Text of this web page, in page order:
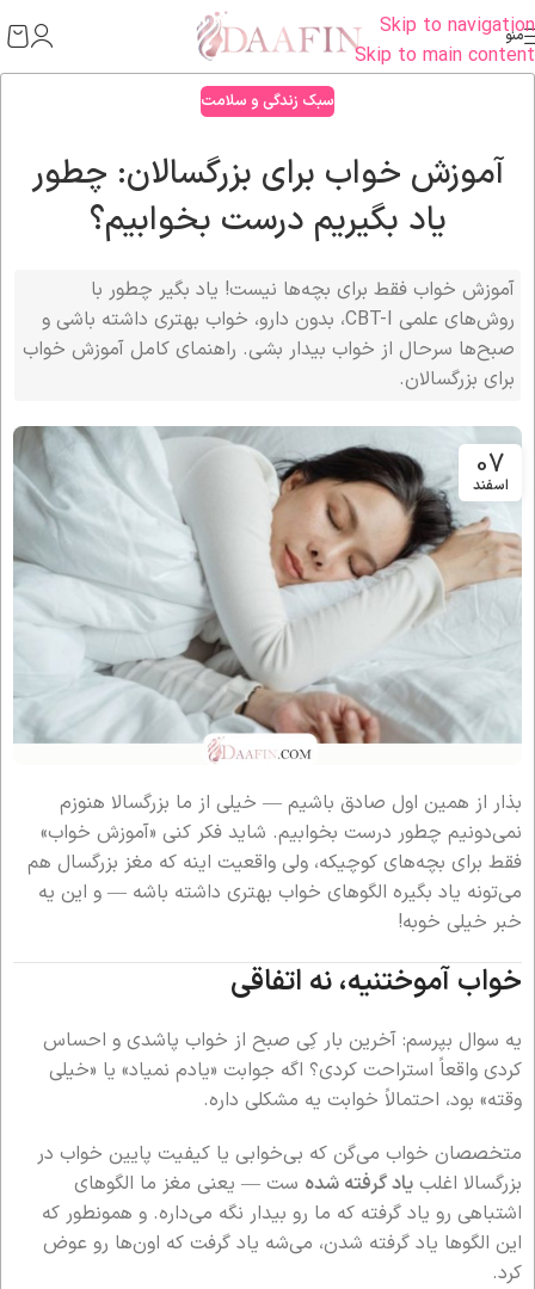
Skip to navigation
Skip to main content
منو
سبک زندگی و سلامت
آموزش خواب برای بزرگسالان: چطور
یاد بگیریم درست بخوابیم؟
آموزش خواب فقط برای بچه‌ها نیست! یاد بگیر چطور با
روش‌های علمی CBT-I، بدون دارو، خواب بهتری داشته باشی و
صبح‌ها سرحال از خواب بیدار بشی. راهنمای کامل آموزش خواب
برای بزرگسالان.
07
اسفند
بذار از همین اول صادق باشیم — خیلی از ما بزرگسالا هنوزم
نمی‌دونیم چطور درست بخوابیم. شاید فکر کنی «آموزش خواب»
فقط برای بچه‌های کوچیکه، ولی واقعیت اینه که مغز بزرگسال هم
می‌تونه یاد بگیره الگوهای خواب بهتری داشته باشه — و این یه
خبر خیلی خوبه!
خواب آموختنیه، نه اتفاقی
یه سوال بپرسم: آخرین بار کِی صبح از خواب پاشدی و احساس
کردی واقعاً استراحت کردی؟ اگه جوابت «یادم نمیاد» یا «خیلی
وقته» بود، احتمالاً خوابت یه مشکلی داره.
متخصصان خواب می‌گن که بی‌خوابی یا کیفیت پایین خواب در
بزرگسالا اغلب یاد گرفته شده ست — یعنی مغز ما الگوهای
اشتباهی رو یاد گرفته که ما رو بیدار نگه می‌داره. و همونطور که
این الگوها یاد گرفته شدن، می‌شه یاد گرفت که اون‌ها رو عوض
کرد.